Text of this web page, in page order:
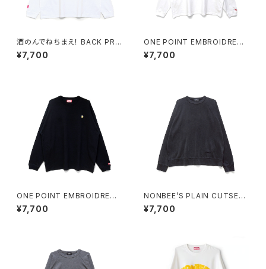
酒のんでねちまえ！ BACK PRI
NT LONG SLEEVE TEE whit
e/pink
¥7,700
ONE POINT EMBROIDRED
“BEER” LONG SLEEVE TEE
white
¥7,700
ONE POINT EMBROIDRED
“BEER” LONG SLEEVE TEE
black
¥7,700
NONBEE’S PLAIN CUTSEW
“SWEATee” pigment-black
¥7,700